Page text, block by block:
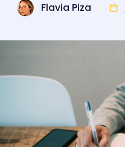
Flavia Piza